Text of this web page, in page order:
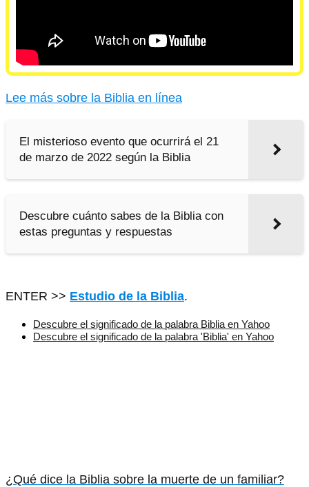
Lee más sobre la Biblia en línea
El misterioso evento que ocurrirá el 21
de marzo de 2022 según la Biblia
Descubre cuánto sabes de la Biblia con
estas preguntas y respuestas
ENTER >> Estudio de la Biblia.
Descubre el significado de la palabra Biblia en Yahoo
Descubre el significado de la palabra 'Biblia' en Yahoo
¿Qué dice la Biblia sobre la muerte de un familiar?